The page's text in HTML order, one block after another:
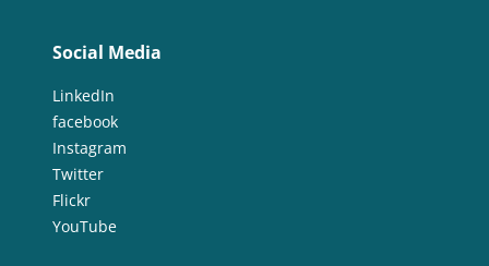
Social Media
LinkedIn
facebook
Instagram
Twitter
Flickr
YouTube